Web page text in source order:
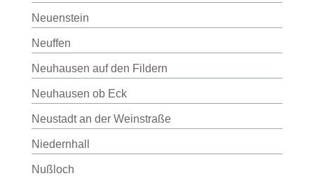
Neuenstein
Neuffen
Neuhausen auf den Fildern
Neuhausen ob Eck
Neustadt an der Weinstraße
Niedernhall
Nußloch